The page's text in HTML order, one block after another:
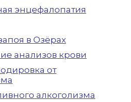
энцефалопатия
в Озёрах
анализов крови
от
алкоголизма